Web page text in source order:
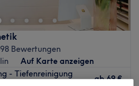
und Make-Up, sondern auch die
für ein perfektes
Worauf wartest du denn noch?
Wunschtermin bequem und
per App mit Treatwell!
Allee befindet sich der stilvoll
Bewertungen
Auf Karte anzeigen
- Tiefenreinigung
ab 69 €